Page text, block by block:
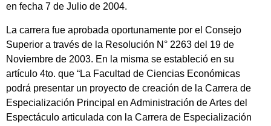
en fecha 7 de Julio de 2004.
La carrera fue aprobada oportunamente por el Consejo
Superior a través de la Resolución N° 2263 del 19 de
Noviembre de 2003. En la misma se estableció en su
artículo 4to. que “La Facultad de Ciencias Económicas
podrá presentar un proyecto de creación de la Carrera de
Especialización Principal en Administración de Artes del
Espectáculo articulada con la Carrera de Especialización